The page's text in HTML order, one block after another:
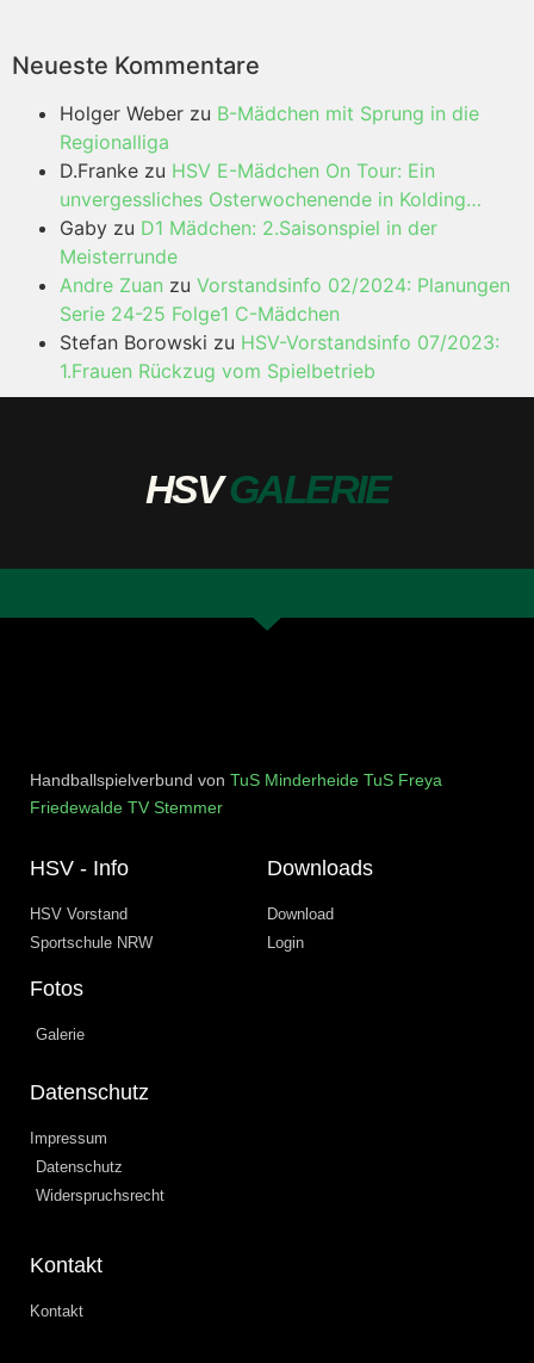
Neueste Kommentare
Holger Weber zu B-Mädchen mit Sprung in die
Regionalliga
D.Franke zu HSV E-Mädchen On Tour: Ein
unvergessliches Osterwochenende in Kolding…
Gaby zu D1 Mädchen: 2.Saisonspiel in der
Meisterrunde
Andre Zuan zu Vorstandsinfo 02/2024: Planungen
Serie 24-25 Folge1 C-Mädchen
Stefan Borowski zu HSV-Vorstandsinfo 07/2023:
1.Frauen Rückzug vom Spielbetrieb
HSVGALERIE
Handballspielverbund von TuS Minderheide TuS Freya
Friedewalde TV Stemmer
HSV - Info
HSV Vorstand
Sportschule NRW
Fotos
Galerie
Downloads
Download
Login
Datenschutz
Impressum
Datenschutz
Widerspruchsrecht
Kontakt
Kontakt